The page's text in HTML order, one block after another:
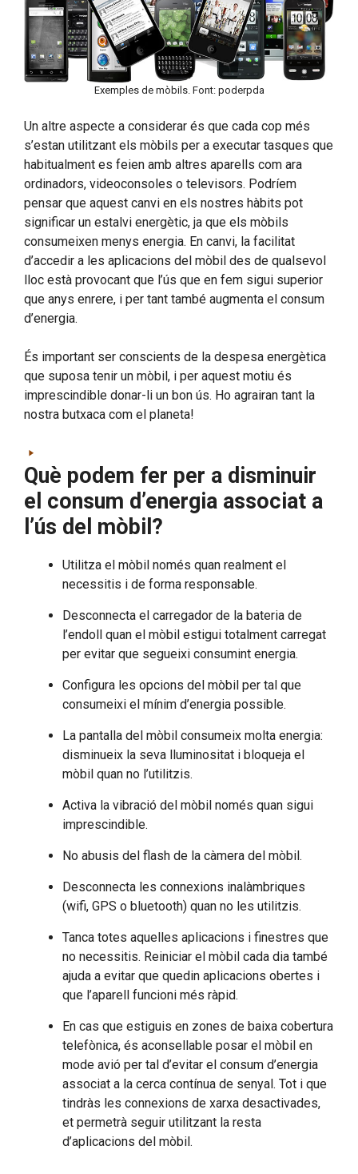
Exemples de mòbils. Font: poderpda
Un altre aspecte a considerar és que cada cop més
s’estan utilitzant els mòbils per a executar tasques que
habitualment es feien amb altres aparells com ara
ordinadors, videoconsoles o televisors. Podríem
pensar que aquest canvi en els nostres hàbits pot
significar un estalvi energètic, ja que els mòbils
consumeixen menys energia. En canvi, la facilitat
d’accedir a les aplicacions del mòbil des de qualsevol
lloc està provocant que l’ús que en fem sigui superior
que anys enrere, i per tant també augmenta el consum
d’energia.
És important ser conscients de la despesa energètica
que suposa tenir un mòbil, i per aquest motiu és
imprescindible donar-li un bon ús. Ho agrairan tant la
nostra butxaca com el planeta!
Què podem fer per a disminuir
el consum d’energia associat a
l’ús del mòbil?
Utilitza el mòbil només quan realment el
necessitis i de forma responsable.
Desconnecta el carregador de la bateria de
l’endoll quan el mòbil estigui totalment carregat
per evitar que segueixi consumint energia.
Configura les opcions del mòbil per tal que
consumeixi el mínim d’energia possible.
La pantalla del mòbil consumeix molta energia:
disminueix la seva lluminositat i bloqueja el
mòbil quan no l’utilitzis.
Activa la vibració del mòbil només quan sigui
imprescindible.
No abusis del flash de la càmera del mòbil.
Desconnecta les connexions inalàmbriques
(wifi, GPS o bluetooth) quan no les utilitzis.
Tanca totes aquelles aplicacions i finestres que
no necessitis. Reiniciar el mòbil cada dia també
ajuda a evitar que quedin aplicacions obertes i
que l’aparell funcioni més ràpid.
En cas que estiguis en zones de baixa cobertura
telefònica, és aconsellable posar el mòbil en
mode avió per tal d’evitar el consum d’energia
associat a la cerca contínua de senyal. Tot i que
tindràs les connexions de xarxa desactivades,
et permetrà seguir utilitzant la resta
d’aplicacions del mòbil.